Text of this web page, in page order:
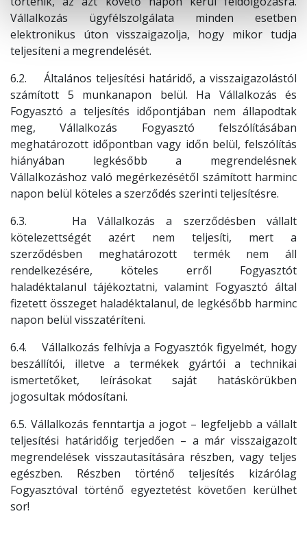
Vállalkozás ügyfélszolgálata minden esetben
elektronikus úton visszaigazolja, hogy mikor tudja
teljesíteni a megrendelését.
6.2. Általános teljesítési határidő, a visszaigazolástól
számított 5 munkanapon belül. Ha Vállalkozás és
Fogyasztó a teljesítés időpontjában nem állapodtak
meg, Vállalkozás Fogyasztó felszólításában
meghatározott időpontban vagy időn belül, felszólítás
hiányában legkésőbb a megrendelésnek
Vállalkozáshoz való megérkezésétől számított harminc
napon belül köteles a szerződés szerinti teljesítésre.
6.3. Ha Vállalkozás a szerződésben vállalt
kötelezettségét azért nem teljesíti, mert a
szerződésben meghatározott termék nem áll
rendelkezésére, köteles erről Fogyasztót
haladéktalanul tájékoztatni, valamint Fogyasztó által
fizetett összeget haladéktalanul, de legkésőbb harminc
napon belül visszatéríteni.
6.4. Vállalkozás felhívja a Fogyasztók figyelmét, hogy
beszállítói, illetve a termékek gyártói a technikai
ismertetőket, leírásokat saját hatáskörükben
jogosultak módosítani.
6.5. Vállalkozás fenntartja a jogot – legfeljebb a vállalt
teljesítési határidőig terjedően – a már visszaigazolt
megrendelések visszautasítására részben, vagy teljes
egészben. Részben történő teljesítés kizárólag
Fogyasztóval történő egyeztetést követően kerülhet
sor!